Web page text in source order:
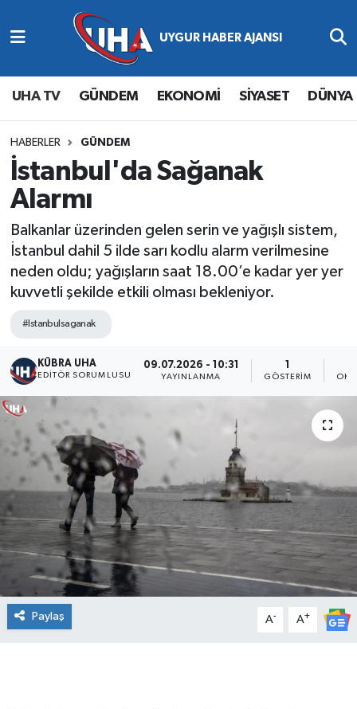
UHA TV GÜNDEM EKONOMİ SİYASET DÜNYA
HABERLER GÜNDEM
İstanbul'da Sağanak
Alarmı
Balkanlar üzerinden gelen serin ve yağışlı sistem,
İstanbul dahil 5 ilde sarı kodlu alarm verilmesine
neden oldu; yağışların saat 18.00’e kadar yer yer
kuvvetli şekilde etkili olması bekleniyor.
#Istanbulsaganak
KÜBRA UHA
EDİTÖR SORUMLUSU
09.07.2026 - 10:31
YAYINLANMA GÖSTERIM
Paylaş A- A+
Abone Ol
Gündem
Ekonomi
Magazin
Siyaset
Spor
Yaşam
Nöbetçi Eczaneler
Hava Durumu
Namaz Vakitleri
Trafik Durumu
Süper Lig Puan Durumu ve Fikstür
Tüm Manşetler
Son Dakika Haberleri